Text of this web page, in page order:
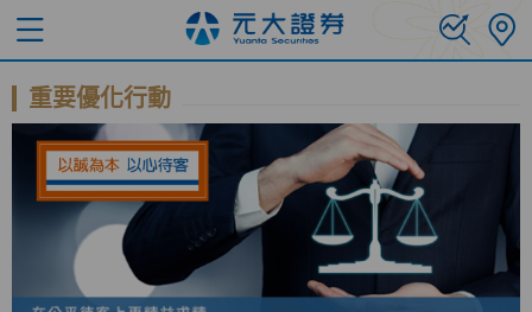
重要優化行動